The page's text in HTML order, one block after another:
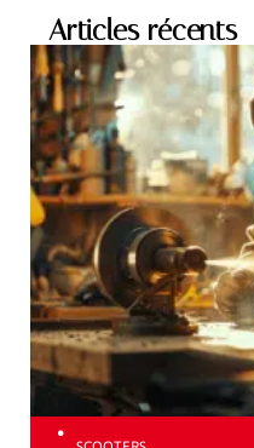
Articles récents